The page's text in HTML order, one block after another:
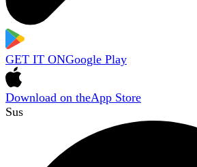
GET IT ONGoogle Play
Download on theApp Store
Sus